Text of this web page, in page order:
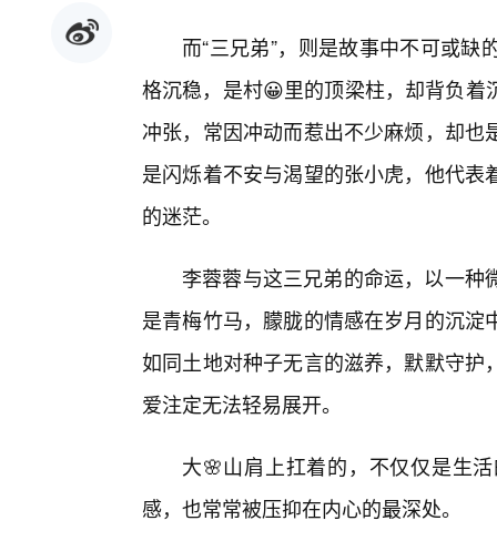
而“三兄弟”，则是故事中不可或
格沉稳，是村😀里的顶梁柱，却背负
冲张，常因冲动而惹出不少麻烦，却
是闪烁着不安与渴望的张小虎，他代
的迷茫。
李蓉蓉与这三兄弟的命运，以一种
是青梅竹马，朦胧的情感在岁月的沉
如同土地对种子无言的滋养，默默守
爱注定无法轻易展开。
大🌸山肩上扛着的，不仅仅是生
感，也常常被压抑在内心的最深处。